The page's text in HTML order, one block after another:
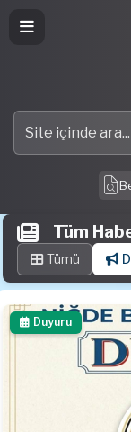
Site içinde ara
Tüm
Tümü
Duyuru